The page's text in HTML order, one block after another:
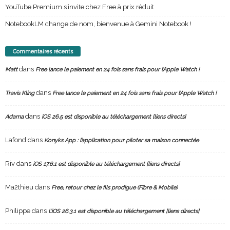
YouTube Premium s’invite chez Free à prix réduit
NotebookLM change de nom, bienvenue à Gemini Notebook !
Commentaires récents
Mattdans Free lance le paiement en 24 fois sans frais pour l’Apple Watch !
Travis Klingdans Free lance le paiement en 24 fois sans frais pour l’Apple Watch !
Adamadans iOS 26.5 est disponible au téléchargement [liens directs]
Lafond dans Konyks App : l’application pour piloter sa maison connectée
Riv dans iOS 17.6.1 est disponible au téléchargement [liens directs]
Ma2thieu dans Free, retour chez le fils prodigue (Fibre & Mobile)
Philippe dans L’iOS 26.3.1 est disponible au téléchargement [liens directs]